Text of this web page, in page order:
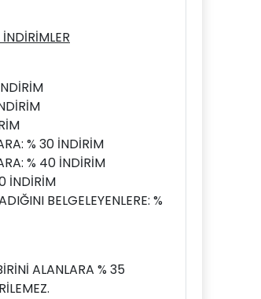
% 30 İNDİRİM
% 40 İNDİRİM
İNDİRİM
BELGELEYENLERE: %
ALANLARA % 35